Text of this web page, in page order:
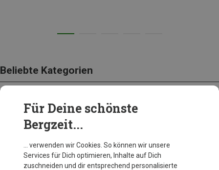
Beliebte Kategorien
BEKLEIDUNG
Für Deine schönste
Bergzeit...
… verwenden wir Cookies. So können wir unsere
Services für Dich optimieren, Inhalte auf Dich
zuschneiden und dir entsprechend personalisierte